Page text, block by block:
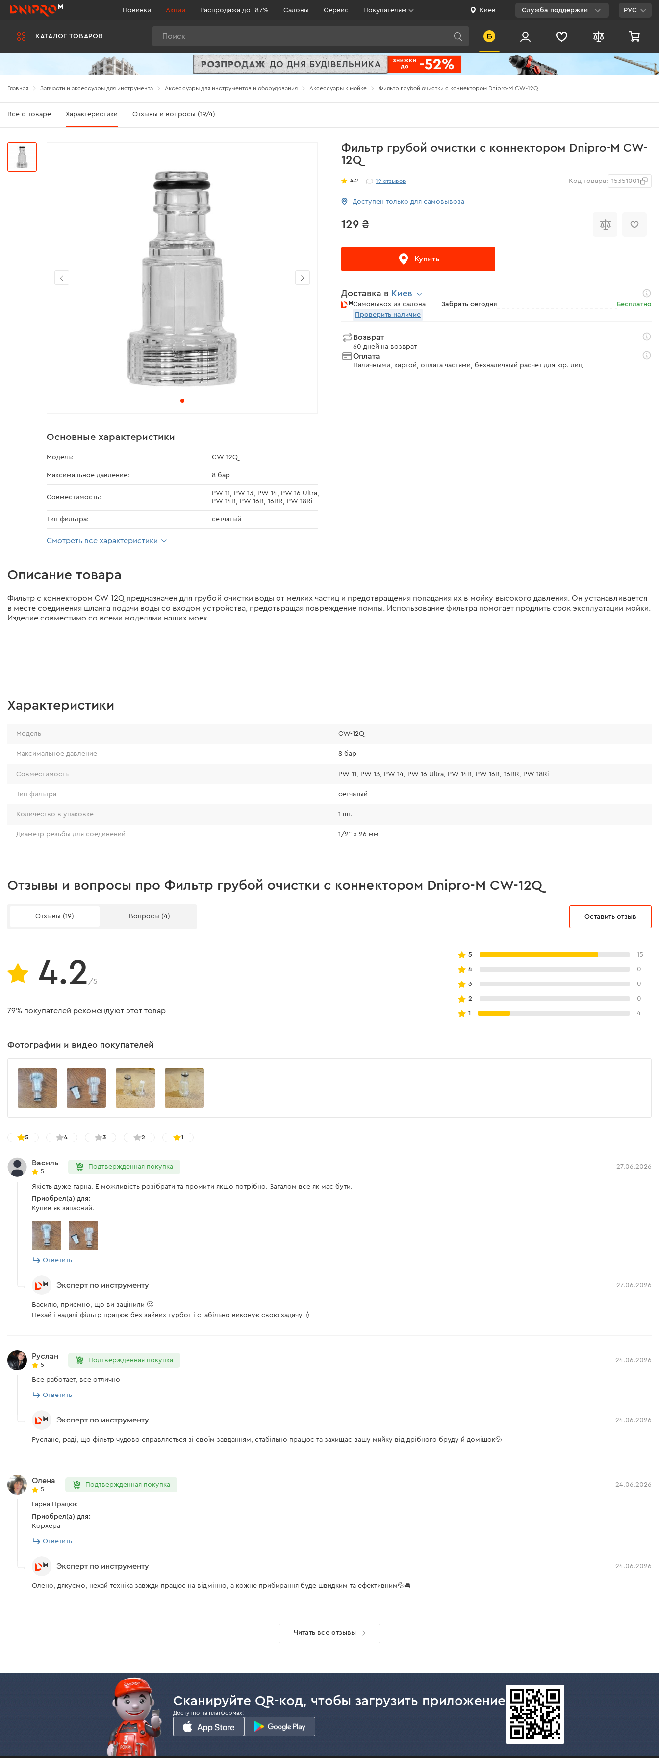
КАТАЛОГ ТОВАРОВ
Новинки Акции Распродажа до -87% Салоны Сервис Покупателям Киев Служба поддержки
0 800 200 500
Бесплатно по
РУС
Главная Запчасти и аксессуары для инструмента Аксессуары для инструментов и оборудования Аксессуары к мойке Фильтр грубой очистки с коннектором Dnipro-M CW-12Q
Все о товаре Характеристики Отзывы и вопросы (19/4)
Фильтр грубой очистки с коннектором Dnipro-M CW-
12Q
4.2 19отзывов Код товара: 15351001
Доступен только для самовывоза
129 ₴
Купить
Доставка в Киев
Самовывоз из салона Забрать сегодня
Бесплатно
Проверить наличие
Возврат
60 дней на возврат
Оплата
Наличными, картой, оплата частями, безналичный расчет для юр. лиц
Основные характеристики
Модель: CW-12Q
Максимальное давление: 8 бар
Совместимость:
PW-11, PW-13, PW-14, PW-16 Ultra,
PW-14B, PW-16B, 16BR, PW-18Ri
Тип фильтра: сетчатый
Смотреть все характеристики
Описание товара
Фильтр с коннектором CW-12Q предназначен для грубой очистки воды от мелких частиц и предотвращения попадания их в мойку высокого давления. Он устанавливается
в месте соединения шланга подачи воды со входом устройства, предотвращая повреждение помпы. Использование фильтра помогает продлить срок эксплуатации мойки.
Изделие совместимо со всеми моделями наших моек.
Характеристики
Модель CW-12Q
Максимальное давление 8 бар
Совместимость PW-11, PW-13, PW-14, PW-16 Ultra, PW-14B, PW-16B, 16BR, PW-18Ri
Тип фильтра сетчатый
Количество в упаковке 1 шт.
Диаметр резьбы для соединений 1/2" х 26 мм
Отзывы и вопросы про Фильтр грубой очистки с коннектором Dnipro-M CW-12Q
Отзывы (19) Вопросы (4) Оставить отзыв
4.2 /5
79% покупателей рекомендуют этот товар
5 15
4 0
3 0
2 0
1 4
Фотографии и видео покупателей
5 4 3 2 1
Василь
5
Подтвержденная покупка 27.06.2026
Якість дуже гарна. Е можливість розібрати та промити якщо потрібно. Загалом все як має бути.
Приобрел(а) для:
Купив як запасний.
Ответить
Эксперт по инструменту 27.06.2026
Василю, приємно, що ви зацінили 🙂
Нехай і надалі фільтр працює без зайвих турбот і стабільно виконує свою задачу 💧
Руслан
5
Подтвержденная покупка 24.06.2026
Все работает, все отлично
Ответить
Эксперт по инструменту 24.06.2026
Руслане, раді, що фільтр чудово справляється зі своїм завданням, стабільно працює та захищає вашу мийку від дрібного бруду й домішок💦
Олена
5
Подтвержденная покупка 24.06.2026
Гарна Працює
Приобрел(а) для:
Корхера
Ответить
Эксперт по инструменту 24.06.2026
Олено, дякуємо, нехай техніка завжди працює на відмінно, а кожне прибирання буде швидким та ефективним💦🚘
Читать все отзывы
Сканируйте QR-код, чтобы загрузить приложение
Доступно на платформах: